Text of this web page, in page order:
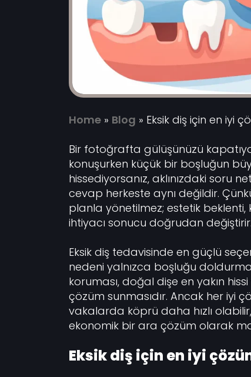
Home » Blog » Eksik diş için en iyi
Bir fotoğrafta gülüşünüzü
konuşurken küçük bir boşluğun
hissediyorsanız, aklınızdaki soru
cevap herkeste aynı değildir.
planla yönetilmez; estetik beklenti,
ihtiyacı sonucu doğrudan değiştirir.
Eksik diş tedavisinde en güçlü
nedeni yalnızca boşluğu
koruması, doğal dişe en yakın
çözüm sunmasıdır. Ancak her iyi
vakalarda köprü daha hızlı
ekonomik bir ara çözüm olarak
Eksik diş için en iyi